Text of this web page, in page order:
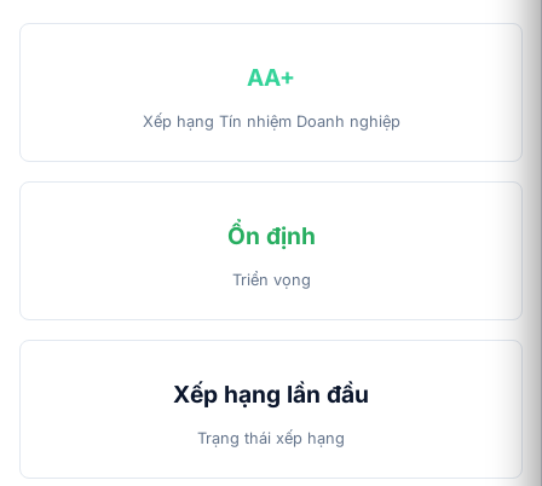
AA+
Xếp hạng Tín nhiệm Doanh nghiệp
Ổn định
Triển vọng
Xếp hạng lần đầu
Trạng thái xếp hạng